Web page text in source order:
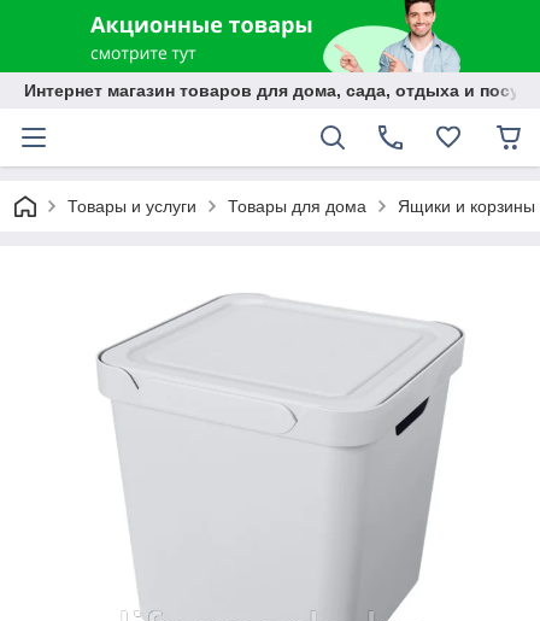
Интернет магазин товаров для дома, сада, отдыха и
Товары и услуги Товары для дома Ящики и корзины